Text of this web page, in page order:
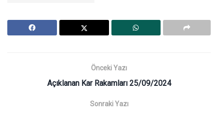
Önceki Yazı
Açıklanan Kar Rakamları 25/09/2024
Sonraki Yazı